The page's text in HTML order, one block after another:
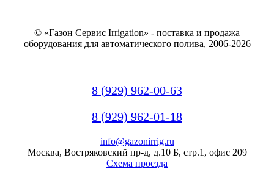
© «Газон Сервис Irrigation» - поставка и продажа
оборудования для автоматического полива, 2006-2026
8 (929) 962-00-63
8 (929) 962-01-18
info@gazonirrig.ru
Москва, Востряковский пр-д, д.10 Б, стр.1, офис 209
Схема проезда